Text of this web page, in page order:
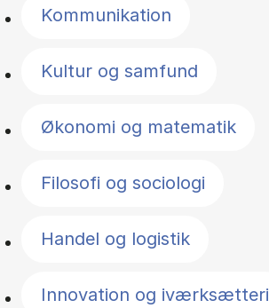
Kommunikation
Kultur og samfund
Økonomi og matematik
Filosofi og sociologi
Handel og logistik
Innovation og iværksætteri